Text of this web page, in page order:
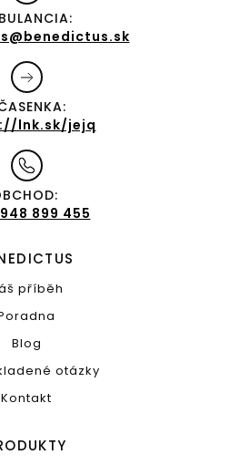
lnk.sk/jejq
899 455
příběh
Blog
otázky
Kontakt